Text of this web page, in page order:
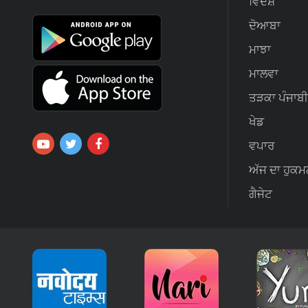
ਦੋਆਬਾ
ਮਾਝਾ
ਮਾਲਵਾ
ਤੜਕਾ ਪੰਜਾਬੀ
ਖੇਡ
ਵਪਾਰ
ਅੱਜ ਦਾ
ਗੈਜੇਟ